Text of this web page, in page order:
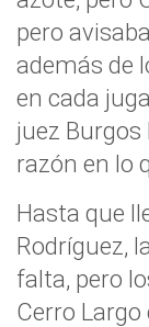
pero
además de
en cada
juez
razón en lo
Hasta que
Rodríguez,
falta, pero
Cerro